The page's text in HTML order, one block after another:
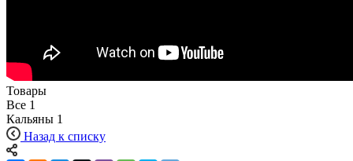
Товары
Все 1
Кальяны 1
Назад к списку